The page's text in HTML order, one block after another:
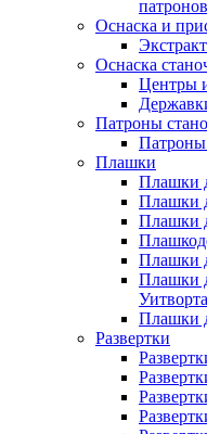
патронов
Оснаска и
Оснаска
Центры
Патроны
Патроны
Плашки
Плашки
Плашки
Плашки
Плашки
Плашки
Уитворта
Плашки
Развертки